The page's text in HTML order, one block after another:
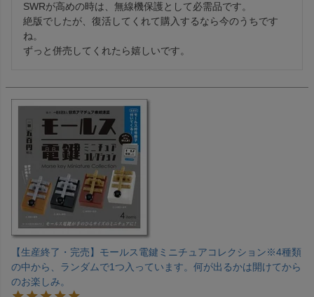
SWRが高めの時は、無線機保護として必需品です。
絶版でしたが、復活してくれて購入するなら今のうちです
ね。
ずっと併売してくれたら嬉しいです。
【生産終了・完売】モールス電鍵ミニチュアコレクション※4種類
の中から、ランダムで1つ入っています。何が出るかは開けてから
のお楽しみ。